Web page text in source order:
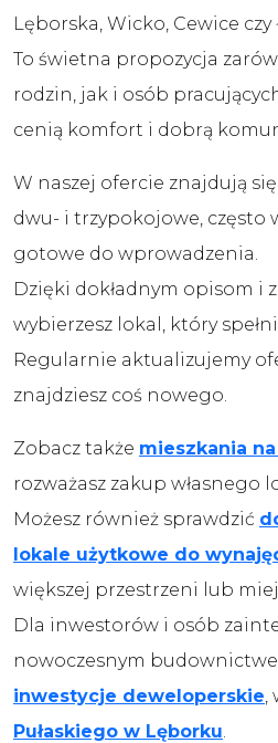
Lęborska, Wicko, Cewice czy
To świetna propozycja
rodzin, jak i osób
cenią komfort i dobrą
W naszej ofercie znajdują
dwu- i trzypokojowe, często
gotowe do wprowadzenia.
Dzięki dokładnym opisom i
wybierzesz lokal, który
Regularnie aktualizujemy
znajdziesz coś nowego.
Zobacz także mieszkania
rozważasz zakup własnego
Możesz również sprawdzić
lokale użytkowe do
większej przestrzeni lub
Dla inwestorów i osób
nowoczesnym
inwestycje deweloperskie,
Pułaskiego w Lęborku.